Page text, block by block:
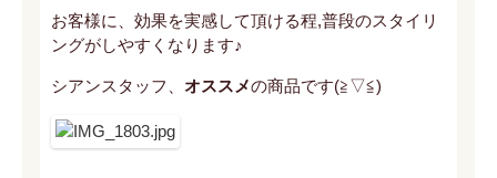
お客様に、効果を実感して頂ける程,普段のスタイリ
ングがしやすくなります♪
シアンスタッフ、 オススメの商品です(≧▽≦)